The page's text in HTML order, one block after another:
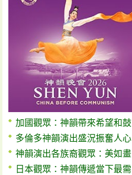
加國觀眾：神韻帶來希望和鼓
多倫多神韻演出盛況振奮人心
神韻演出各族裔觀眾：美如畫
日本觀眾：神韻傳遞當下最需